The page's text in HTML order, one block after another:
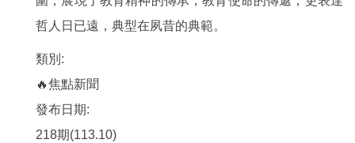
哲人日已遠，典型在夙昔的典範。
類別:
🔥焦點新聞
發布日期:
218期(113.10)